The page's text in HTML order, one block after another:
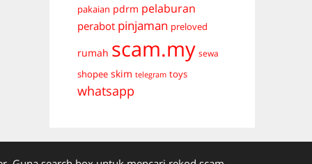
pakaian pdrm pelaburan
perabot pinjaman preloved
rumah scam.my sewa
shopee skim telegram toys
whatsapp